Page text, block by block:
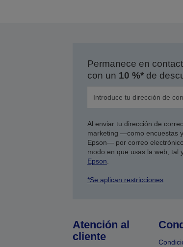
Permanece en
con un 10 %*de
Al enviar tu dirección de
marketing —como encuestas
Epson— por correo
modo en que usas la web, tal
Epson.
*Se aplican restricciones
Atención al
cliente